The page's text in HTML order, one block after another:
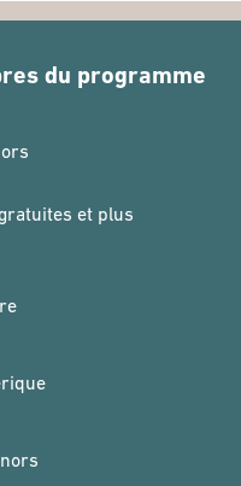
du programme
et plus